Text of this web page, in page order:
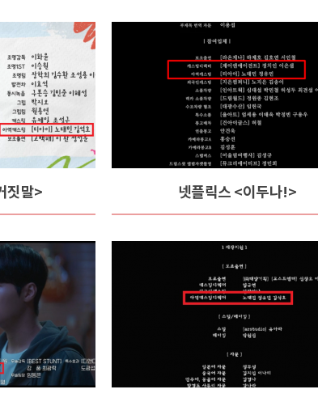
짓말> 넷플릭스 <이두나!>